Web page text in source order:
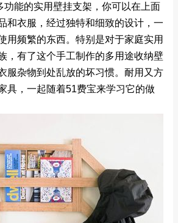
功能的实用壁挂支架，你可以在上面
和衣服，经过独特和细致的设计，一
用频繁的东西。特别是对于家庭实用
，有了这个手工制作的多用途收纳壁
服杂物到处乱放的坏习惯。耐用又方
具，一起随着51费宝来学习它的做